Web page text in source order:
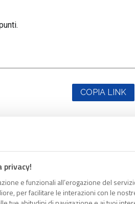
e funzionali all’erogazione del
per facilitare le interazioni con le
COPIA LINK